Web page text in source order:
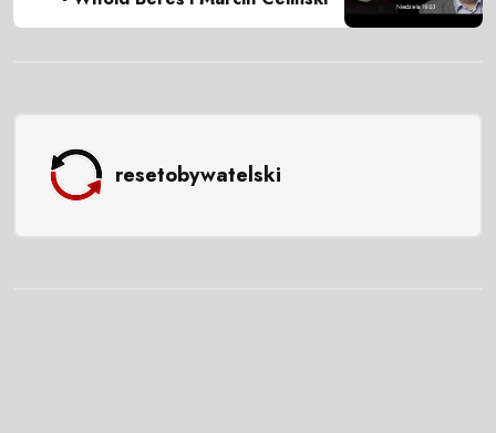
resetobywatelski